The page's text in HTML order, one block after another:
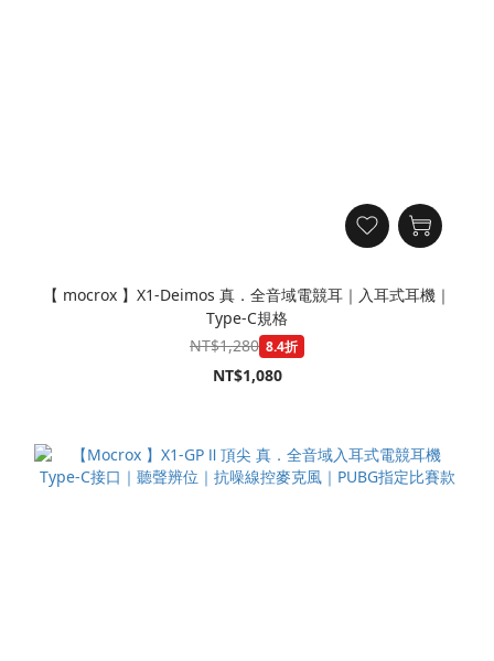
【 mocrox 】X1-Deimos 真．全音域電競耳｜入耳式耳機｜
Type-C規格
NT$1,280 8.4折
NT$1,080